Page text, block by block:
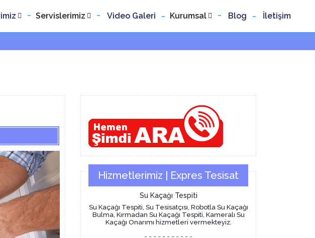
Servislerimiz Video Galeri Kurumsal Blog İletişim
Hizmetlerimiz | Expres Tesisat
Su Kaçağı Tespiti
Su Kaçağı Tespiti, Su Tesisatçısı, Robotla Su Kaçağı
Bulma, Kırmadan Su Kaçağı Tespiti, Kameralı Su
Kaçağı Onarımı hizmetleri vermekteyiz.